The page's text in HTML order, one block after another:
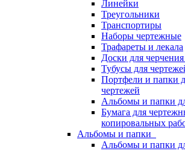
Линейки
Треугольники
Транспортиры
Наборы чертежные
Трафареты и лекала
Доски для
Тубусы для
Портфели и папки
чертежей
Альбомы и папки
Бумага для
копировальных
Альбомы и папки
Альбомы и папки